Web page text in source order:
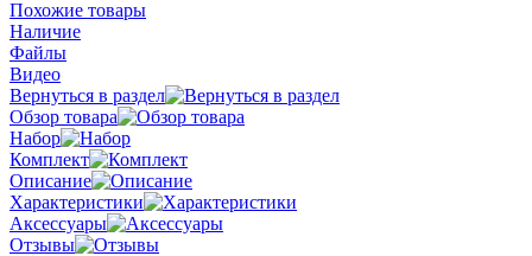
Похожие товары
Наличие
Файлы
Видео
Вернуться в раздел
Обзор товара
Набор
Комплект
Описание
Характеристики
Аксессуары
Отзывы